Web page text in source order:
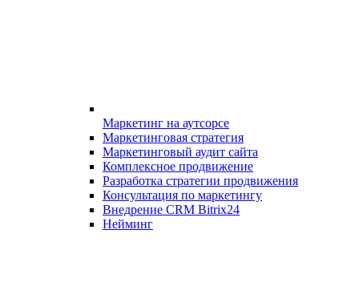
Маркетинг на аутсорсе
Маркетинговая стратегия
Маркетинговый аудит сайта
Комплексное продвижение
Разработка стратегии продвижения
Консультация по маркетингу
Внедрение CRM Bitrix24
Нейминг